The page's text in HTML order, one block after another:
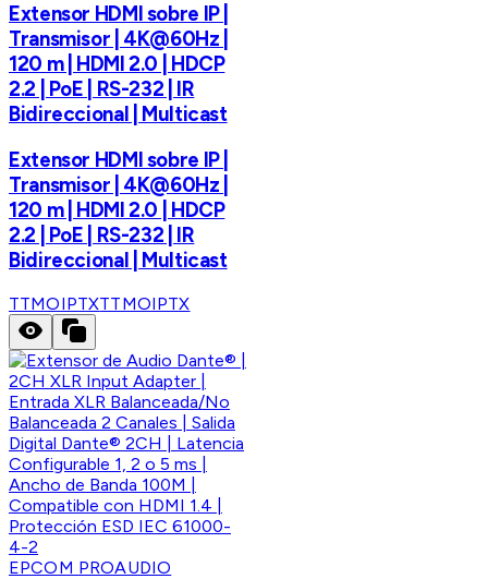
Extensor HDMI sobre IP |
Transmisor | 4K@60Hz |
120 m | HDMI 2.0 | HDCP
2.2 | PoE | RS-232 | IR
Bidireccional | Multicast
Extensor HDMI sobre IP |
Transmisor | 4K@60Hz |
120 m | HDMI 2.0 | HDCP
2.2 | PoE | RS-232 | IR
Bidireccional | Multicast
TTMOIPTXTTMOIPTX
EPCOM PROAUDIO